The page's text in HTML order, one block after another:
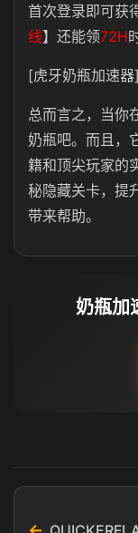
首次登录即可获
线】还能领72H
[虎牙奶瓶加速器]
总而言之，当你
奶瓶吧。而且，
籍和顶尖玩家的
秘隐藏关卡，提
带来帮助。
奶瓶加